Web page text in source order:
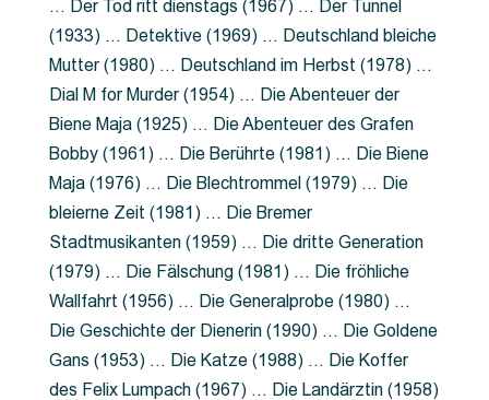
… Der Tod ritt dienstags (1967) … Der Tunnel
(1933) … Detektive (1969) … Deutschland bleiche
Mutter (1980) … Deutschland im Herbst (1978) …
Dial M for Murder (1954) … Die Abenteuer der
Biene Maja (1925) … Die Abenteuer des Grafen
Bobby (1961) … Die Berührte (1981) … Die Biene
Maja (1976) … Die Blechtrommel (1979) … Die
bleierne Zeit (1981) … Die Bremer
Stadtmusikanten (1959) … Die dritte Generation
(1979) … Die Fälschung (1981) … Die fröhliche
Wallfahrt (1956) … Die Generalprobe (1980) …
Die Geschichte der Dienerin (1990) … Die Goldene
Gans (1953) … Die Katze (1988) … Die Koffer
des Felix Lumpach (1967) … Die Landärztin (1958)